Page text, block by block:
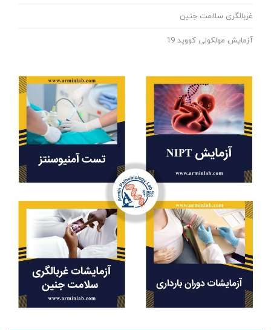
غربالگری سلامت جنین
آزمایش مولکولی کووید 19